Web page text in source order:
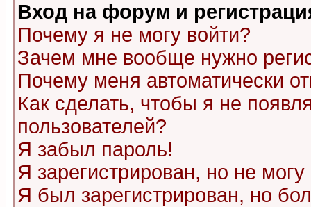
Вход на форум и
Почему я не могу войти?
Зачем мне вообще нужно
Почему меня автоматически
Как сделать, чтобы я не
пользователей?
Я забыл пароль!
Я зарегистрирован, но не могу
Я был зарегистрирован, но